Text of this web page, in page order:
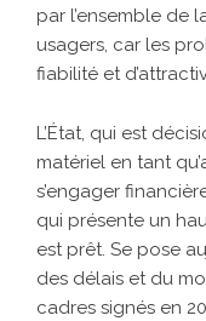
par l’ensemble de
usagers, car les
fiabilité et
L’État, qui est
matériel en tant
s’engager
qui présente un
est prêt. Se pose
des délais et du
cadres signés en